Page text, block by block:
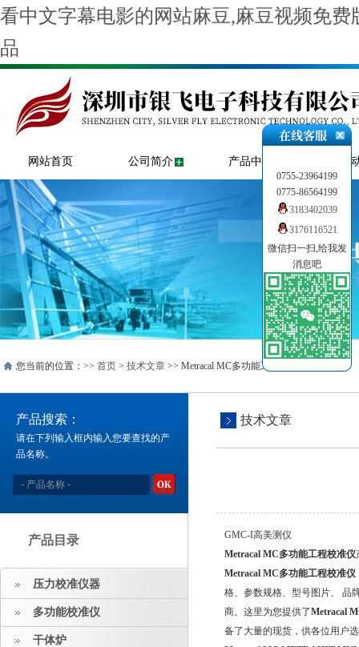
看中文字幕电影的网站麻豆,麻豆视频免
品
网站首页 公司简介 产品中心 新闻
您当前的位置：>> 首页 > 技术文章 >> Metracal MC多功能工程校准仪产品介绍
产品搜索：
请在下列输入框内输入您要查找的产
品名称。
产品目录
压力校准仪器
多功能校准仪
干体炉
技术文章
GMC-I高美测仪
Metracal MC多功能工程校准仪
Metracal MC多功能工程校准仪
格、参数规格、型号图片
商。这里为您提供了Metracal
备了大量的现货，供各位用户选
0755-23964199
0775-86564199
3183402039
3176116521
微信扫一扫,给我发
消息吧